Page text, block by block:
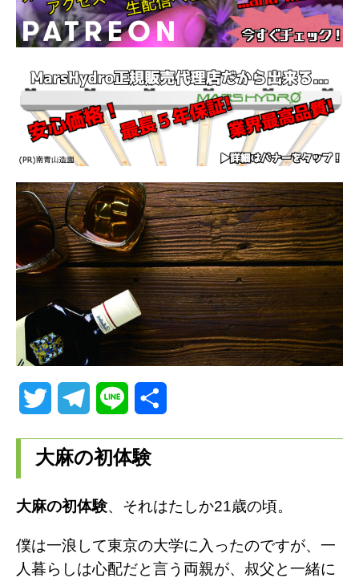
i
e
l
e
n
大麻の初体験
大麻の初体験、それはたしか21歳の頃。
僕は一浪して東京の大学に入ったのですが、一
人暮らしは心配だと言う両親が、叔父と一緒に